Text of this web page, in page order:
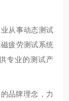
从事动态测试
疲劳测试系统
专业的测试产
的品牌理念，力